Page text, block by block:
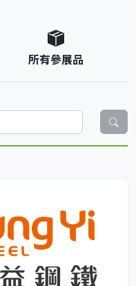
所有參展品